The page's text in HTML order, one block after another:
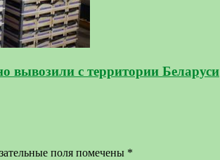
вывозили с территории Беларуси
поля помечены *